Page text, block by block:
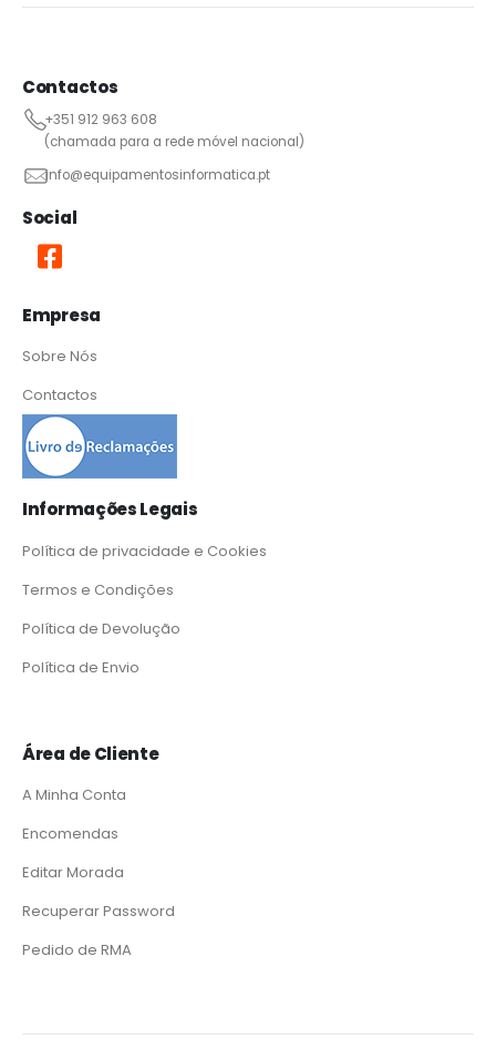
Contactos
+351 912 963 608
(chamada para a rede móvel nacional)
info@equipamentosinformatica.pt
Social
Empresa
Sobre Nós
Contactos
Informações Legais
Política de privacidade e Cookies
Termos e Condições
Política de Devolução
Política de Envio
Área de Cliente
A Minha Conta
Encomendas
Editar Morada
Recuperar Password
Pedido de RMA